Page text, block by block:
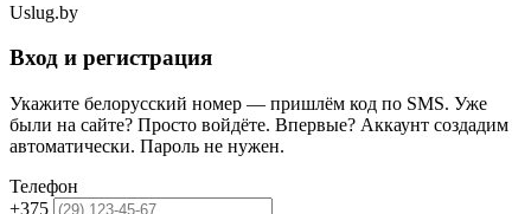
Uslug.by
Вход и регистрация
Укажите белорусский номер — пришлём код по SMS. Уже
были на сайте? Просто войдёте. Впервые? Аккаунт создадим
автоматически. Пароль не нужен.
Телефон
+375